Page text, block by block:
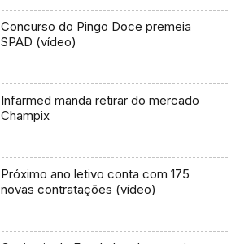
Concurso do Pingo Doce premeia
SPAD (vídeo)
Infarmed manda retirar do mercado
Champix
Próximo ano letivo conta com 175
novas contratações (vídeo)